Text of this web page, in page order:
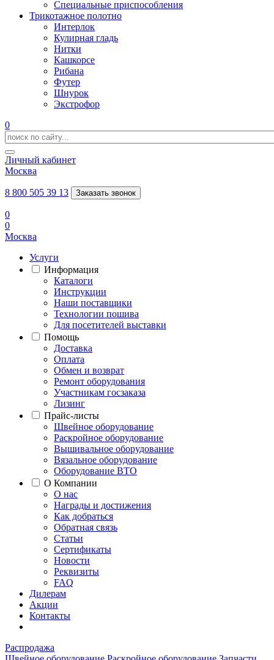
Специальные приспособления
Трикотажное полотно
Интерлок
Кулирная гладь
Нитки
Кашкорсе
Рибана
Футер
Шнурок
Экстрофор
0
Личный кабинет
Москва
8 800 505 39 13 Заказать звонок
0
0
Москва
Услуги
Информация
Каталоги
Инструкции
Наши поставщики
Технологии пошива
Для посетителей выставки
Помощь
Доставка
Оплата
Обмен и возврат
Ремонт оборудования
Участникам госзаказа
Лизинг
Прайс-листы
Швейное оборудование
Раскройное оборудование
Вышивальное оборудование
Вязальное оборудование
Оборудование ВТО
О Компании
О нас
Награды и достижения
Как добраться
Обратная связь
Статьи
Сертификаты
Новости
Реквизиты
FAQ
Дилерам
Акции
Контакты
Распродажа